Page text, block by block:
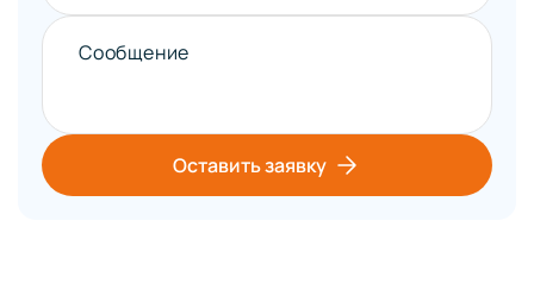
Сообщение
Оставить заявку